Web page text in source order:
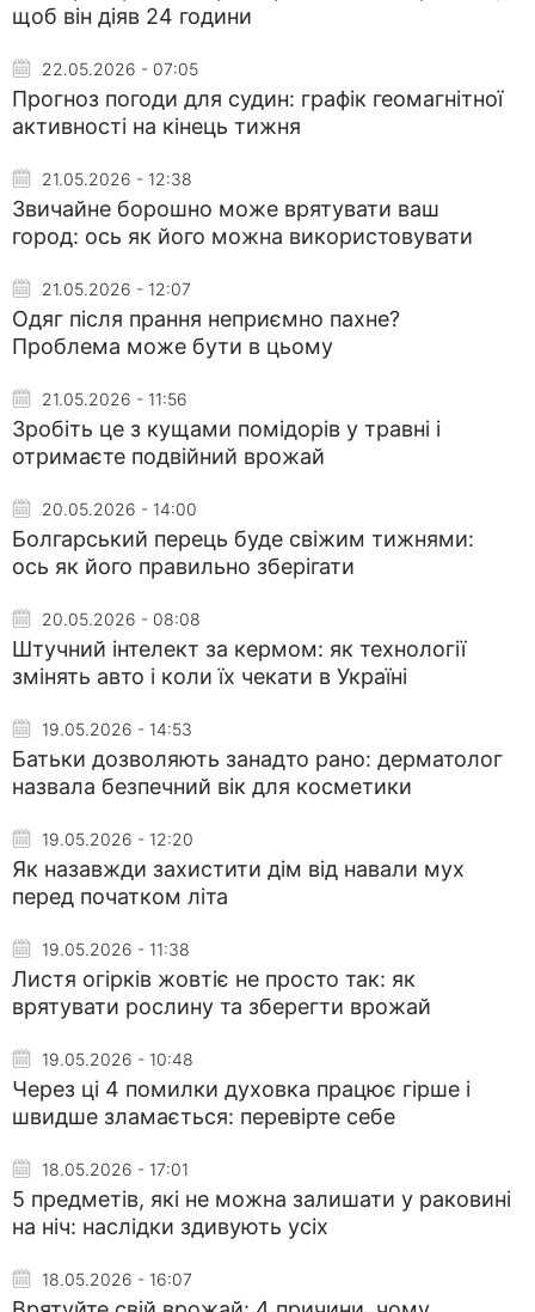
щоб він діяв 24 години
22.05.2026 - 07:05
Прогноз погоди для судин: графік геомагнітної
активності на кінець тижня
21.05.2026 - 12:38
Звичайне борошно може врятувати ваш
город: ось як його можна використовувати
21.05.2026 - 12:07
Одяг після прання неприємно пахне?
Проблема може бути в цьому
21.05.2026 - 11:56
Зробіть це з кущами помідорів у травні і
отримаєте подвійний врожай
20.05.2026 - 14:00
Болгарський перець буде свіжим тижнями:
ось як його правильно зберігати
20.05.2026 - 08:08
Штучний інтелект за кермом: як технології
змінять авто і коли їх чекати в Україні
19.05.2026 - 14:53
Батьки дозволяють занадто рано: дерматолог
назвала безпечний вік для косметики
19.05.2026 - 12:20
Як назавжди захистити дім від навали мух
перед початком літа
19.05.2026 - 11:38
Листя огірків жовтіє не просто так: як
врятувати рослину та зберегти врожай
19.05.2026 - 10:48
Через ці 4 помилки духовка працює гірше і
швидше зламається: перевірте себе
18.05.2026 - 17:01
5 предметів, які не можна залишати у раковині
на ніч: наслідки здивують усіх
18.05.2026 - 16:07